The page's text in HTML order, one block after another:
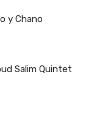
y Chano
Salim Quintet